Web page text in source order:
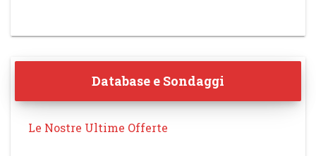
Database e Sondaggi
Le Nostre Ultime Offerte